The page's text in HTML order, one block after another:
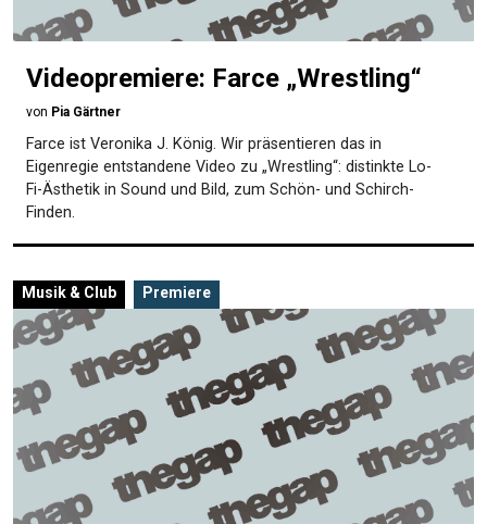
Videopremiere: Farce „Wrestling“
von Pia Gärtner
Farce ist Veronika J. König. Wir präsentieren das in
Eigenregie entstandene Video zu „Wrestling“: distinkte Lo-
Fi-Ästhetik in Sound und Bild, zum Schön- und Schirch-
Finden.
Musik & Club Premiere